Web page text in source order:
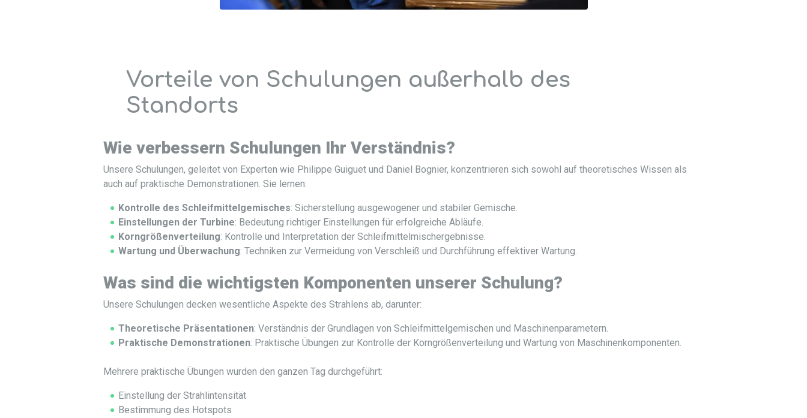
Vorteile von Schulungen außerhalb des
Standorts
Wie verbessern Schulungen Ihr Verständnis?
Unsere Schulungen, geleitet von Experten wie Philippe Guiguet und Daniel Bognier, konzentrieren sich sowohl auf theoretisches Wissen als
auch auf praktische Demonstrationen. Sie lernen:
Kontrolle des Schleifmittelgemisches: Sicherstellung ausgewogener und stabiler Gemische.
Einstellungen der Turbine: Bedeutung richtiger Einstellungen für erfolgreiche Abläufe.
Korngrößenverteilung: Kontrolle und Interpretation der Schleifmittelmischergebnisse.
Wartung und Überwachung: Techniken zur Vermeidung von Verschleiß und Durchführung effektiver Wartung.
Was sind die wichtigsten Komponenten unserer Schulung?
Unsere Schulungen decken wesentliche Aspekte des Strahlens ab, darunter:
Theoretische Präsentationen: Verständnis der Grundlagen von Schleifmittelgemischen und Maschinenparametern.
Praktische Demonstrationen: Praktische Übungen zur Kontrolle der Korngrößenverteilung und Wartung von Maschinenkomponenten.
Mehrere praktische Übungen wurden den ganzen Tag durchgeführt:
Einstellung der Strahlintensität
Bestimmung des Hotspots